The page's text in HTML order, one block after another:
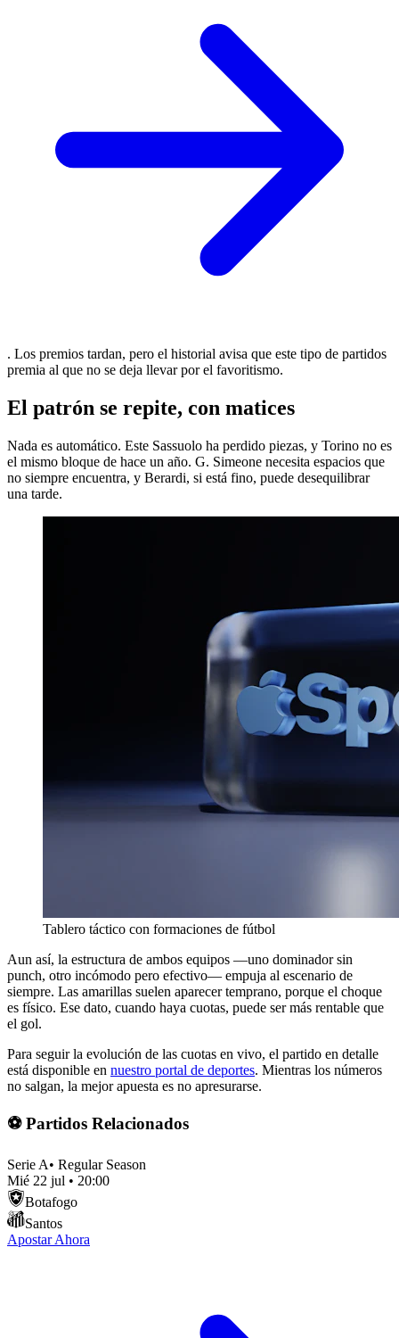
. Los premios tardan, pero el historial avisa que este tipo de partidos
premia al que no se deja llevar por el favoritismo.
El patrón se repite, con matices
Nada es automático. Este Sassuolo ha perdido piezas, y Torino no es
el mismo bloque de hace un año. G. Simeone necesita espacios que
no siempre encuentra, y Berardi, si está fino, puede desequilibrar
una tarde.
Tablero táctico con formaciones de fútbol
Aun así, la estructura de ambos equipos —uno dominador sin
punch, otro incómodo pero efectivo— empuja al escenario de
siempre. Las amarillas suelen aparecer temprano, porque el choque
es físico. Ese dato, cuando haya cuotas, puede ser más rentable que
el gol.
Para seguir la evolución de las cuotas en vivo, el partido en detalle
está disponible en nuestro portal de deportes. Mientras los números
no salgan, la mejor apuesta es no apresurarse.
⚽ Partidos Relacionados
Serie A• Regular Season
Mié 22 jul • 20:00
Botafogo
Santos
Apostar Ahora